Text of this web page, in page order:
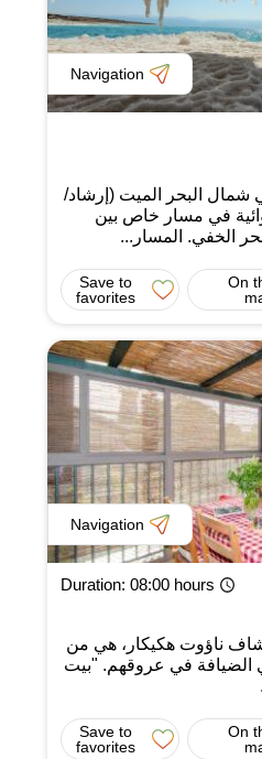
Navigation
شمال البحر الميت (إرشاد/
في مسار خاص بين
الخفي. المسار...
On
Save to
favorites
Navigation
Duration: 08:00 hours
ناؤوت هكيكار، هي من
في عروقهم. "بيت
On
Save to
favorites